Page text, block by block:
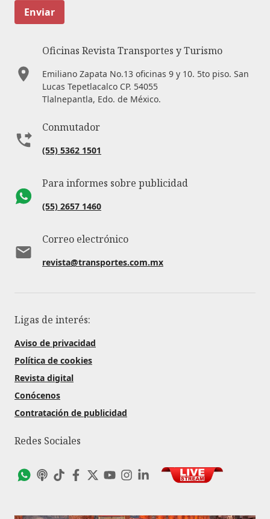
Enviar
Oficinas Revista Transportes y Turismo
Emiliano Zapata No.13 oficinas 9 y 10. 5to piso. San
Lucas Tepetlacalco CP. 54055
Tlalnepantla, Edo. de México.
Conmutador
(55) 5362 1501
Para informes sobre publicidad
(55) 2657 1460
Correo electrónico
revista@transportes.com.mx
Ligas de interés:
Aviso de privacidad
Política de cookies
Revista digital
Conócenos
Contratación de publicidad
Redes Sociales